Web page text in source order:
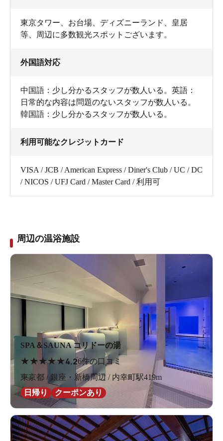
東京タワー、お台場、ディズニーランド、皇居
等、周辺に多数観光スポットございます。
外国語対応
中国語：少し分かるスタッフが数人いる。英語：
日常的な内容は問題のないスタッフが数人いる。
韓国語：少し分かるスタッフが数人いる。
利用可能なクレジットカード
VISA / JCB / American Express / Diner's Club / UC / DC
/ NICOS / UFJ Card / Master Card / 利用可
周辺の温浴施設
SPA＆SAUNA コリドーの湯
★ ★★★★4.26件の口コミ
東京都 / 銀座・新橋周辺 / 内幸町駅419m
日帰り
クーポンあり